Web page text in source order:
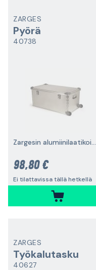
ZARGES
Pyörä
40738
Zargesin alumiinilaatikoille
98,80 €
Ei tilattavissa tällä hetkellä
ZARGES
Työkalutasku
40627